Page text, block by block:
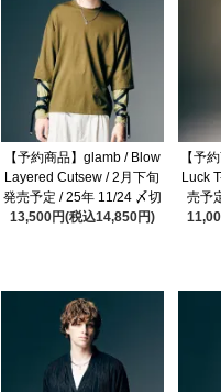
【予約商品】glamb / Blow
Layered Cutsew / 2月下旬
発売予定 / 25年 11/24 〆切
13,500円(税込14,850円)
【予
Luck
売予